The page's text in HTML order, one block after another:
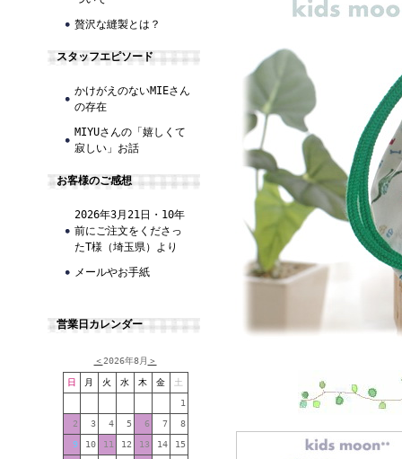
贅沢な縫製とは？
スタッフエピソード
かけがえのないMIEさん
の存在
MIYUさんの「嬉しくて
寂しい」お話
お客様のご感想
2026年3月21日・10年
前にご注文をくださっ
たT様（埼玉県）より
メールやお手紙
営業日カレンダー
＜2026年8月 ＞
日 月 火 水 木 金 土
1
2 3 4 5 6 7 8
9 10 11 12 13 14 15